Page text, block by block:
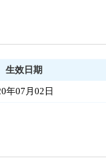
生效日期
年07月02日